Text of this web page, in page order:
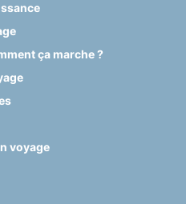
ça marche ?
voyage